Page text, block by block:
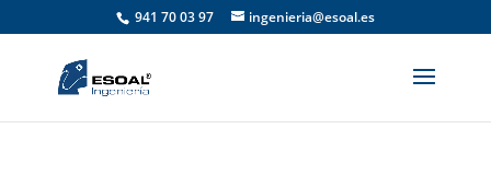
941 70 03 97 ingenieria@esoal.es